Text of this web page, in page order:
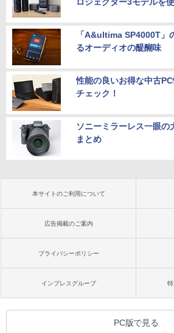
ロジェクター3モデルを
「A&ultima SP4000T」
るオーディオの醍醐味
性能の良いお得な中古
チェック！
ソニーミラーレス一眼の
まとめ
本サイトのご利用について
広告掲載のご案内
プライバシーポリシー
インプレスグループ
PC版で見る